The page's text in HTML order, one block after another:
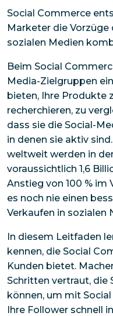
Social Commerce
Marketer die
sozialen Medien
Beim Social
Media-Zielgruppen
bieten, Ihre Produkte
recherchieren, zu
dass sie die Social-
in denen sie aktiv
weltweit werden in
voraussichtlich 1,6
Anstieg von 100 % im
es noch nie einen
Verkaufen in sozialen
In diesem Leitfaden
kennen, die Social
Kunden bietet.
Schritten vertraut, die
können, um mit
Ihre Follower schnell